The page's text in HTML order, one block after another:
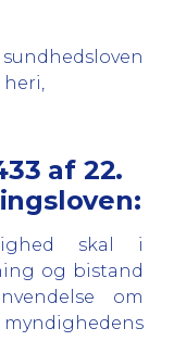
af 22.
skal i
og bistand
om